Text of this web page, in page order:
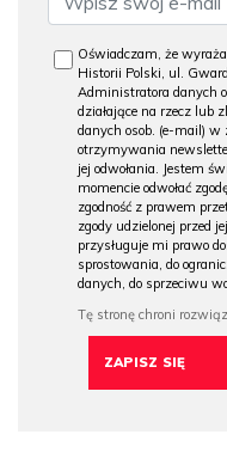
Oświadczam, że
Historii Polski, ul.
Administratora danych
działające na rzecz lub
danych osob. (e-mail) w
otrzymywania
jej odwołania. Jestem
momencie odwołać
zgodność z prawem
zgody udzielonej przed
przysługuje mi prawo
sprostowania, do
danych, do sprzeciwu